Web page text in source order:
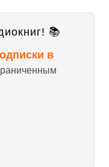
📚
в